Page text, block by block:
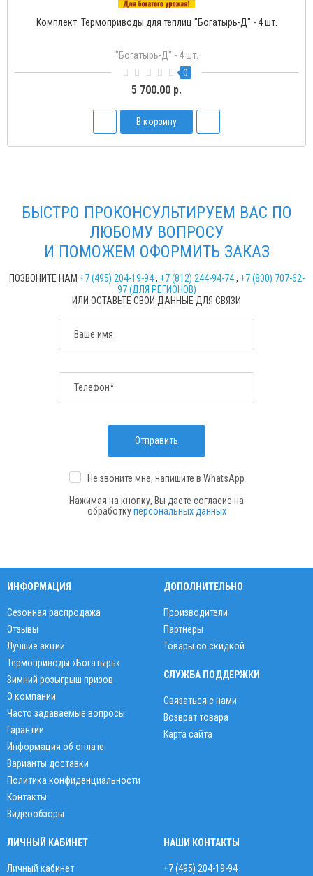
Комплект: Термоприводы для теплиц "Богатырь-Д" - 4 шт.
"Богатырь-Д" - 4 шт.
0
5 700.00 р.
В корзину
БЫСТРО ПРОКОНСУЛЬТИРУЕМ ВАС ПО
ЛЮБОМУ ВОПРОСУ
И ПОМОЖЕМ ОФОРМИТЬ ЗАКАЗ
ПОЗВОНИТЕ НАМ +7 (495) 204-19-94, +7 (812) 244-94-74, +7 (800) 707-62-
97 (ДЛЯ РЕГИОНОВ)
ИЛИ ОСТАВЬТЕ СВОИ ДАННЫЕ ДЛЯ СВЯЗИ
Ваше имя
Телефон*
Отправить
Не звоните мне, напишите в WhatsApp
Нажимая на кнопку, Вы даете согласие на
обработкуперсональных данных
ИНФОРМАЦИЯ
Сезонная распродажа
Отзывы
Лучшие акции
Термоприводы «Богатырь»
Зимний розыгрыш призов
О компании
Часто задаваемые вопросы
Гарантии
Информация об оплате
Варианты доставки
Политика конфиденциальности
Контакты
Видеообзоры
ДОПОЛНИТЕЛЬНО
Производители
Партнёры
Товары со скидкой
СЛУЖБА ПОДДЕРЖКИ
Связаться с нами
Возврат товара
Карта сайта
ЛИЧНЫЙ КАБИНЕТ
Личный кабинет
НАШИ КОНТАКТЫ
+7 (495) 204-19-94